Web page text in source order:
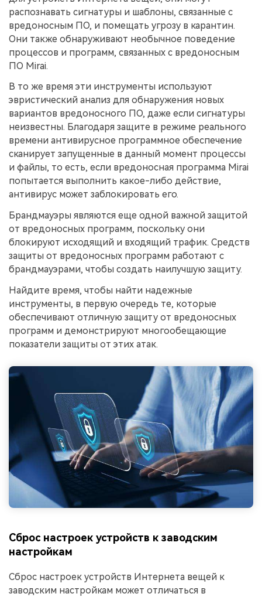
распознавать сигнатуры и шаблоны, связанные с
вредоносным ПО, и помещать угрозу в карантин.
Они также обнаруживают необычное поведение
процессов и программ, связанных с вредоносным
ПО Mirai.
В то же время эти инструменты используют
эвристический анализ для обнаружения новых
вариантов вредоносного ПО, даже если сигнатуры
неизвестны. Благодаря защите в режиме реального
времени антивирусное программное обеспечение
сканирует запущенные в данный момент процессы
и файлы, то есть, если вредоносная программа Mirai
попытается выполнить какое-либо действие,
антивирус может заблокировать его.
Брандмауэры являются еще одной важной защитой
от вредоносных программ, поскольку они
блокируют исходящий и входящий трафик. Средств
защиты от вредоносных программ работают с
брандмауэрами, чтобы создать наилучшую защиту.
Найдите время, чтобы найти надежные
инструменты, в первую очередь те, которые
обеспечивают отличную защиту от вредоносных
программ и демонстрируют многообещающие
показатели защиты от этих атак.
Сброс настроек устройств к заводским
настройкам
Сброс настроек устройств Интернета вещей к
заводским настройкам может отличаться в